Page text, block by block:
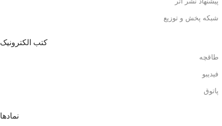
شبکه پخش و توزیع
کتب الکترونیک
طاقچه
فیدیبو
پاتوق
نمادها